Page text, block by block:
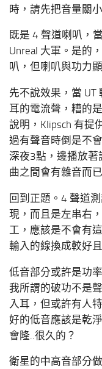
時，請先把音量關
既是 4 聲道喇叭，
Unreal 大軍。是的
叭，但喇叭與功力
先不說效果，當 UT
耳的電流聲，糟的
說明，Klipsch 有提
過有聲音時倒是不
深夜3點，邊播放著
曲之間會有雜音而
回到正題。4 聲道
現，而且是左串右
工，應該是不會有
輸入的線換成較好
低音部分或許是功
我所謂的破功不是
入耳，但或許有人
好的低音應該是乾
會隆..很久的？
衛星的中高音部分